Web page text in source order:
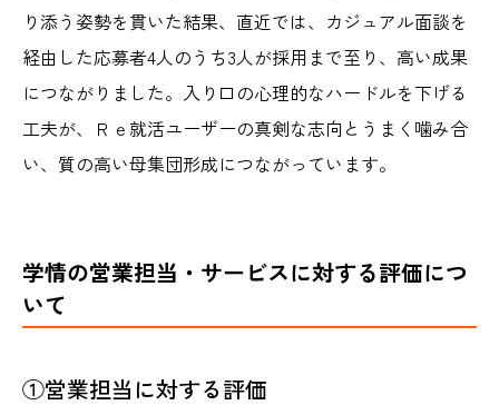
り添う姿勢を貫いた結果、直近では、カジュアル面談を
経由した応募者4人のうち3人が採用まで至り、高い成果
につながりました。入り口の心理的なハードルを下げる
工夫が、Ｒｅ就活ユーザーの真剣な志向とうまく噛み合
い、質の高い母集団形成につながっています。
学情の営業担当・サービスに対する評価につ
いて
①営業担当に対する評価